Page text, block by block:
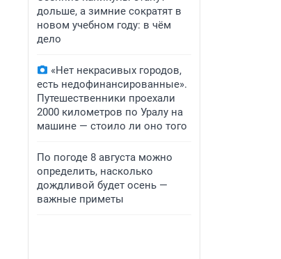
дольше, а зимние сократят в
новом учебном году: в чём
дело
«Нет некрасивых городов,
есть недофинансированные».
Путешественники проехали
2000 километров по Уралу на
машине — стоило ли оно того
По погоде 8 августа можно
определить, насколько
дождливой будет осень —
важные приметы